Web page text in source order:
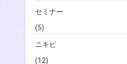
セミナー
(5)
ニキビ
(12)